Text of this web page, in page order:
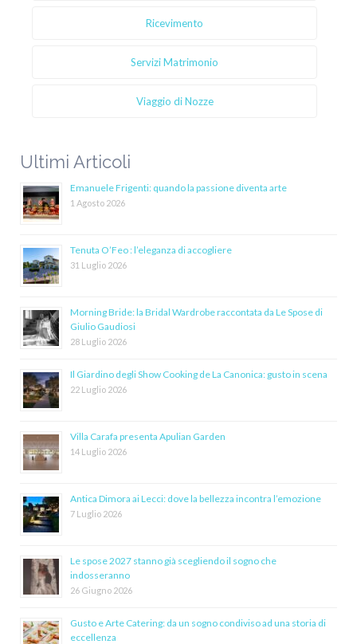
Ricevimento
Servizi Matrimonio
Viaggio di Nozze
Ultimi Articoli
Emanuele Frigenti: quando la passione diventa arte
1 Agosto 2026
Tenuta O’Feo : l’eleganza di accogliere
31 Luglio 2026
Morning Bride: la Bridal Wardrobe raccontata da Le Spose di
Giulio Gaudiosi
28 Luglio 2026
Il Giardino degli Show Cooking de La Canonica: gusto in scena
22 Luglio 2026
Villa Carafa presenta Apulian Garden
14 Luglio 2026
Antica Dimora ai Lecci: dove la bellezza incontra l’emozione
7 Luglio 2026
Le spose 2027 stanno già scegliendo il sogno che
indosseranno
26 Giugno 2026
Gusto e Arte Catering: da un sogno condiviso ad una storia di
eccellenza